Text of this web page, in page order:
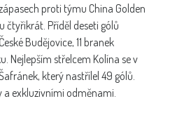
proti týmu China Golden
čtyřikrát. Příděl deseti gólů
Budějovice, 11 branek
Nejlepším střelcem Kolína se v
který nastřílel 49 gólů.
a exkluzivními odměnami.